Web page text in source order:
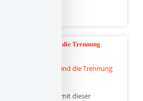
meinem Kleinkind die Trennung
dass du dich mit dieser